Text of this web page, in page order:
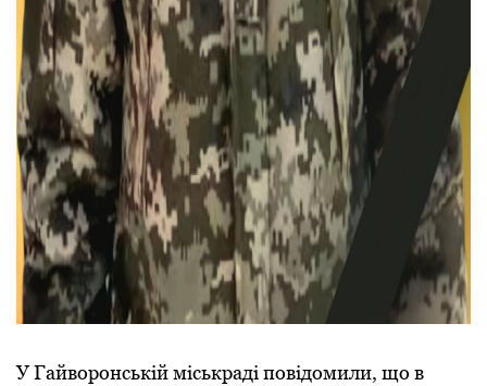
У Гайворонській міськраді повідомили, що в